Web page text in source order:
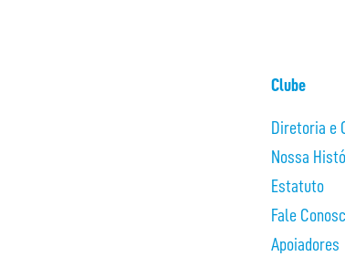
Clube
Diretoria e
Nossa
Estatuto
Fale
Apoiadores